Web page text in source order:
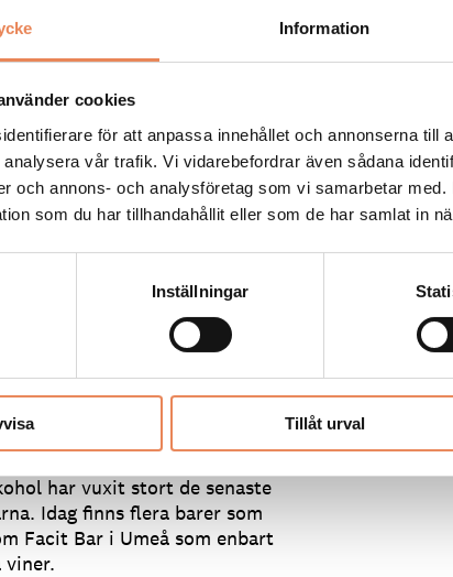
Information
cookies
för att anpassa innehållet och annonserna till
vår trafik. Vi vidarebefordrar även sådana
och annons- och analysföretag som vi samarbetar
som du har tillhandahållit eller som de har samlat in
Inställningar
Tillåt urval
den här typen av
hemma och har dåligt
på mobilen. De vill hitta
typ av upplevelse, gärna
har intresset för vinyl varit
tror att det finns turister i
som ser det här
begreppet Jazz-Kissa. –
liknande barer framöver, det är
alkohol efterfrågas allt mer,
har vuxit stort de senaste
Idag finns flera barer som
Facit Bar i Umeå som enbart
viner.